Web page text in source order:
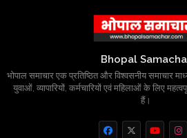
Bhopal
भोपाल समाचार एक प्रतिष्ठित और विश्वसनीय समाचार
युवाओं, व्यापारियों, कर्मचारियों एवं महिलाओं के लिए
हैं।